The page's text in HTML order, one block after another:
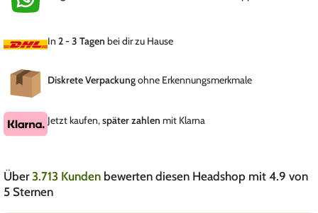
In 2 - 3 Tagen bei dir zu Hause
Diskrete Verpackungohne Erkennungsmerkmale
Jetzt kaufen,später zahlen mit Klarna
Über3.713 Kunden bewerten diesen Headshop mit 4.9 von
5 Sternen